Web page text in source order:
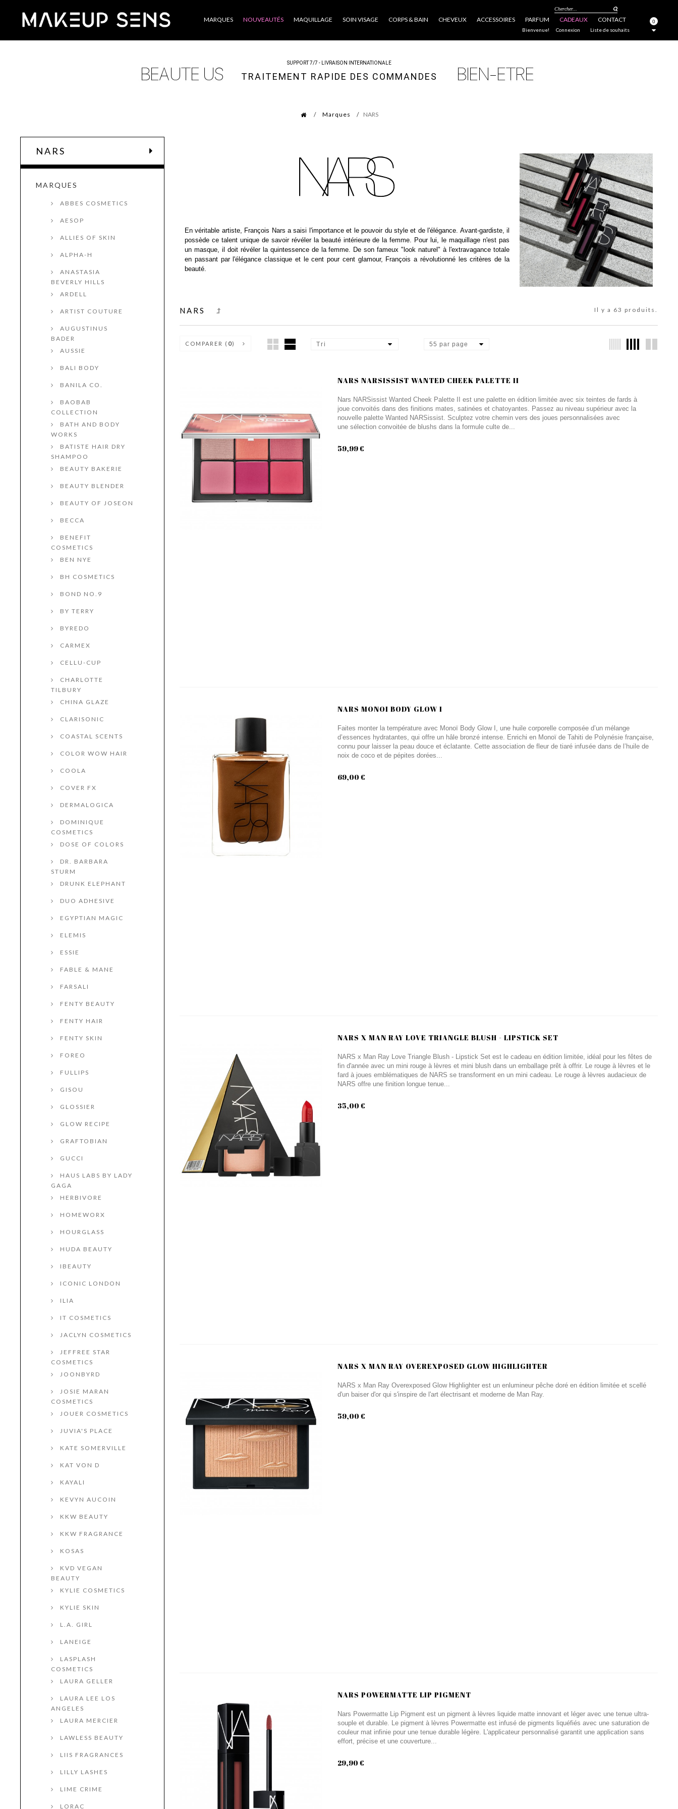
Catégories MARQUES NOUVEAUTÉS MAQUILLAGE SOIN VISAGE CORPS & BAIN CHEVEUX ACCESSOIRES PARFUM CADEAUX CONTACT
Chercher...
0
Liste de souhaits
Bienvenue! Connexion
SUPPORT 7/7 - LIVRAISON INTERNATIONALE
TRAITEMENT RAPIDE DES COMMANDES
Marques NARS
NARS
MARQUES
ABBES COSMETICS
AESOP
ALLIES OF SKIN
ALPHA-H
ANASTASIA
BEVERLY HILLS
ARDELL
ARTIST COUTURE
AUGUSTINUS
BADER
AUSSIE
BALI BODY
BANILA CO.
BAOBAB
COLLECTION
BATH AND BODY
WORKS
BATISTE HAIR DRY
SHAMPOO
BEAUTY BAKERIE
BEAUTY BLENDER
BEAUTY OF JOSEON
BECCA
BENEFIT
COSMETICS
BEN NYE
BH COSMETICS
BOND NO.9
BY TERRY
BYREDO
CARMEX
CELLU-CUP
CHARLOTTE
TILBURY
CHINA GLAZE
CLARISONIC
COASTAL SCENTS
COLOR WOW HAIR
COOLA
COVER FX
DERMALOGICA
DOMINIQUE
COSMETICS
DOSE OF COLORS
DR. BARBARA
STURM
DRUNK ELEPHANT
DUO ADHESIVE
EGYPTIAN MAGIC
ELEMIS
ESSIE
FABLE & MANE
FARSALI
FENTY BEAUTY
FENTY HAIR
FENTY SKIN
FOREO
FULLIPS
GISOU
GLOSSIER
GLOW RECIPE
GRAFTOBIAN
GUCCI
HAUS LABS BY LADY
GAGA
HERBIVORE
HOMEWORX
HOURGLASS
HUDA BEAUTY
IBEAUTY
ICONIC LONDON
ILIA
IT COSMETICS
JACLYN COSMETICS
JEFFREE STAR
COSMETICS
JOONBYRD
JOSIE MARAN
COSMETICS
JOUER COSMETICS
JUVIA'S PLACE
KATE SOMERVILLE
KAT VON D
KAYALI
KEVYN AUCOIN
KKW BEAUTY
KKW FRAGRANCE
KOSAS
KVD VEGAN
BEAUTY
KYLIE COSMETICS
KYLIE SKIN
L.A. GIRL
LANEIGE
LASPLASH
COSMETICS
LAURA GELLER
LAURA LEE LOS
ANGELES
LAURA MERCIER
LAWLESS BEAUTY
LIIS FRAGRANCES
LILLY LASHES
LIME CRIME
LORAC
En véritable artiste, François Nars a saisi l'importance et le pouvoir du style et de l'élégance. Avant-gardiste, il
possède ce talent unique de savoir révéler la beauté intérieure de la femme. Pour lui, le maquillage n'est pas
un masque, il doit révéler la quintessence de la femme. De son fameux "look naturel" à l'extravagance totale
en passant par l'élégance classique et le cent pour cent glamour, François a révolutionné les critères de la
beauté.
NARS Il y a 63 produits.
COMPARER ( 0) Tri 55 par page
NARS NARSISSIST WANTED CHEEK PALETTE II
Nars NARSissist Wanted Cheek Palette II est une palette en édition limitée avec six teintes de fards à
joue convoités dans des finitions mates, satinées et chatoyantes. Passez au niveau supérieur avec la
nouvelle palette Wanted NARSissist. Sculptez votre chemin vers des joues personnalisées avec
une sélection convoitée de blushs dans la formule culte de...
59,99 €
NARS MONOI BODY GLOW I
Faites monter la température avec Monoï Body Glow I, une huile corporelle composée d’un mélange
d’essences hydratantes, qui offre un hâle bronzé intense. Enrichi en Monoï de Tahiti de Polynésie française,
connu pour laisser la peau douce et éclatante. Cette association de fleur de tiaré infusée dans de l’huile de
noix de coco et de pépites dorées...
69,00 €
NARS X MAN RAY LOVE TRIANGLE BLUSH - LIPSTICK SET
NARS x Man Ray Love Triangle Blush - Lipstick Set est le cadeau en édition limitée, idéal pour les fêtes de
fin d'année avec un mini rouge à lèvres et mini blush dans un emballage prêt à offrir. Le rouge à lèvres et le
fard à joues emblématiques de NARS se transforment en un mini cadeau. Le rouge à lèvres audacieux de
NARS offre une finition longue tenue...
35,00 €
NARS X MAN RAY OVEREXPOSED GLOW HIGHLIGHTER
NARS x Man Ray Overexposed Glow Highlighter est un enlumineur pêche doré en édition limitée et scellé
d'un baiser d'or qui s'inspire de l'art électrisant et moderne de Man Ray.
59,00 €
NARS POWERMATTE LIP PIGMENT
Nars Powermatte Lip Pigment est un pigment à lèvres liquide matte innovant et léger avec une tenue ultra-
souple et durable. Le pigment à lèvres Powermatte est infusé de pigments liquéfiés avec une saturation de
couleur mat infinie pour une tenue durable légère. L'applicateur personnalisé garantit une application sans
effort, précise et une couverture...
29,90 €